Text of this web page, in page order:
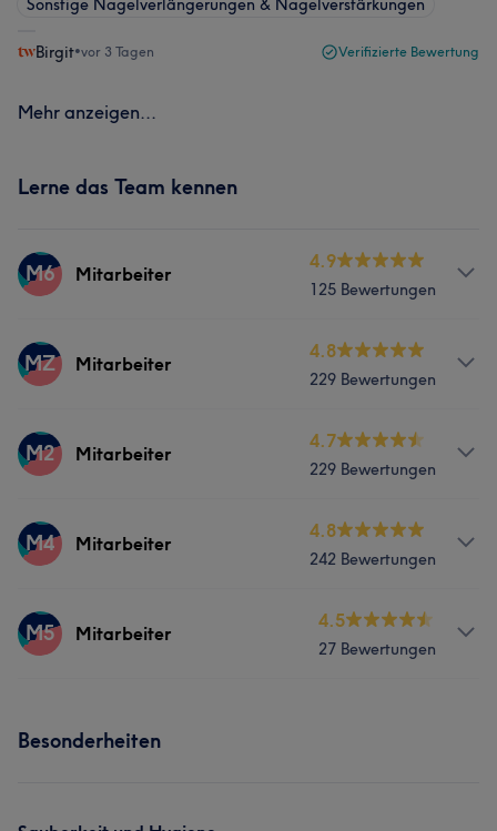
Sonstige Nagelverlängerungen & Nagelverstärkungen
Birgit•vor 3 Tagen Verifizierte Bewertung
Mehr anzeigen...
Lerne das Team kennen
M6 Mitarbeiter
4.9
125 Bewertungen
Services
Was unsere Kunden über Mitarbeiter sagen
MZ Mitarbeiter
4.8
229 Bewertungen
Services
Was unsere Kunden über Mitarbeiter sagen
Kompetent 7
M2 Mitarbeiter
4.7
229 Bewertungen
Services
Was unsere Kunden über Mitarbeiter sagen
M4 Mitarbeiter
4.8
242 Bewertungen
Services
Was unsere Kunden über Mitarbeiter sagen
M5 Mitarbeiter
4.5
27 Bewertungen
Besonderheiten